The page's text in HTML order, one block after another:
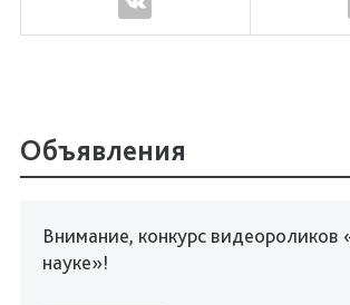
Объявления
Внимание, конкурс видеороликов
науке»!